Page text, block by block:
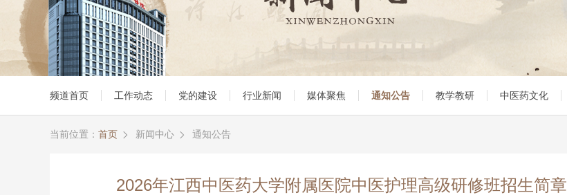
频道首页 工作动态 党的建设 行业新闻 媒体聚焦 通知公告 教学教研 中医药文化
当前位置： 首页  新闻中心  通知公告
2026年江西中医药大学附属医院中医护理高级研修班招生简章